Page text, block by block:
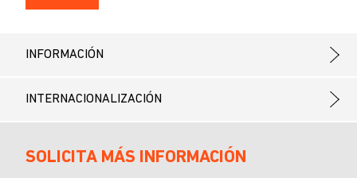
INFORMACIÓN
INTERNACIONALIZACIÓN
SOLICITA MÁS INFORMACIÓN